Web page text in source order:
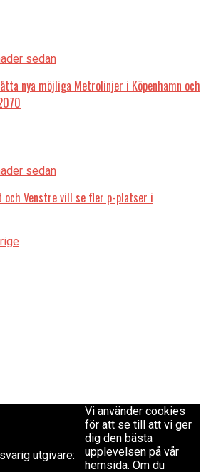
sedan
nya möjliga Metrolinjer i Köpenhamn och
sedan
och Venstre vill se fler p-platser i
utgivare:
Vi använder cookies
för att se till att vi ger
dig den bästa
upplevelsen på vår
hemsida. Om du